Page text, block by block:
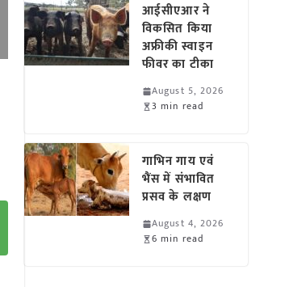
आईसीएआर ने
विकसित किया
अफ्रीकी स्वाइन
फीवर का टीका
August 5, 2026
3 min read
गाभिन गाय एवं
भैंस में संभावित
प्रसव के लक्षण
August 4, 2026
6 min read